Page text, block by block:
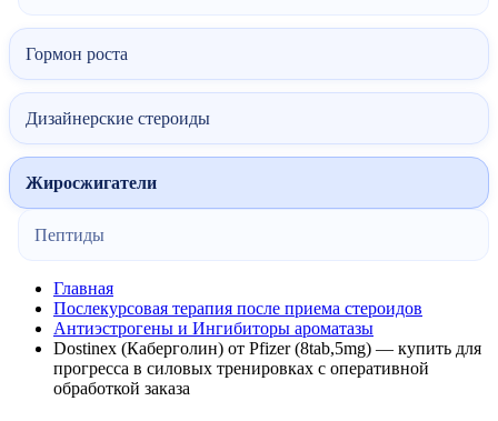
Гормон роста
Дизайнерские стероиды
Жиросжигатели
Пептиды
Главная
Послекурсовая терапия после приема стероидов
Антиэстрогены и Ингибиторы ароматазы
Dostinex (Каберголин) от Pfizer (8tab,5mg) — купить для
прогресса в силовых тренировках с оперативной
обработкой заказа